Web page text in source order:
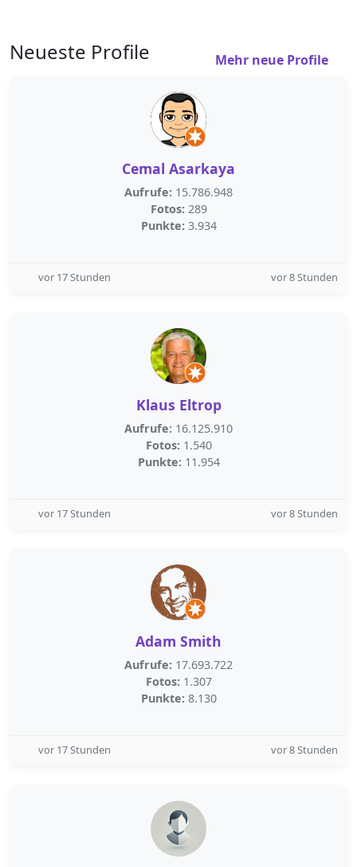
Neueste Profile Mehr neue Profile
Cemal Asarkaya
Aufrufe: 15.786.948
Fotos: 289
Punkte: 3.934
vor 17 Stunden vor 8 Stunden
Klaus Eltrop
Aufrufe: 16.125.910
Fotos: 1.540
Punkte: 11.954
vor 17 Stunden vor 8 Stunden
Adam Smith
Aufrufe: 17.693.722
Fotos: 1.307
Punkte: 8.130
vor 17 Stunden vor 8 Stunden